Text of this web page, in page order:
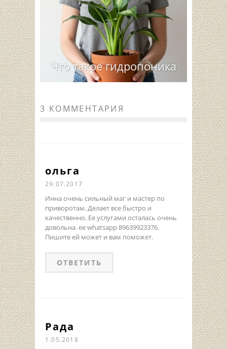
Что такое гидропоника
3 КОММЕНТАРИЯ
ольга
29.07.2017
Инна очень сильный маг и мастер по
приворотам. Делает все быстро и
качественно. Ее услугами осталась очень
довольна. ее whatsapp 89639923376.
Пишите ей может и вам поможет.
ОТВЕТИТЬ
Рада
1.05.2018